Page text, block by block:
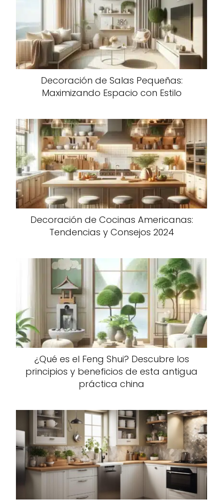
Decoración de Salas Pequeñas:
Maximizando Espacio con Estilo
Decoración de Cocinas Americanas:
Tendencias y Consejos 2024
¿Qué es el Feng Shui? Descubre los
principios y beneficios de esta antigua
práctica china